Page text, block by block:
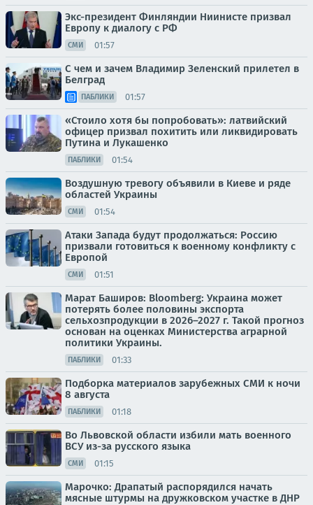
Экс-президент Финляндии Ниинисте призвал
Европу к диалогу с РФ
СМИ 01:57
С чем и зачем Владимир Зеленский прилетел в
Белград
ПАБЛИКИ 01:57
«Стоило хотя бы попробовать»: латвийский
офицер призвал похитить или ликвидировать
Путина и Лукашенко
ПАБЛИКИ 01:54
Воздушную тревогу объявили в Киеве и ряде
областей Украины
СМИ 01:54
Атаки Запада будут продолжаться: Россию
призвали готовиться к военному конфликту с
Европой
СМИ 01:51
Марат Баширов: Bloomberg: Украина может
потерять более половины экспорта
сельхозпродукции в 2026–2027 г. Такой прогноз
основан на оценках Министерства аграрной
политики Украины.
ПАБЛИКИ 01:33
Подборка материалов зарубежных СМИ к ночи
8 августа
ПАБЛИКИ 01:18
Во Львовской области избили мать военного
ВСУ из-за русского языка
СМИ 01:15
Марочко: Драпатый распорядился начать
мясные штурмы на дружковском участке в ДНР